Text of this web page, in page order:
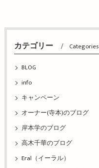
カテゴリー Categories
BLOG
info
キャンペーン
オーナー(寺本)のブログ
岸本学のブログ
高木千華のブログ
Eral（イーラル）